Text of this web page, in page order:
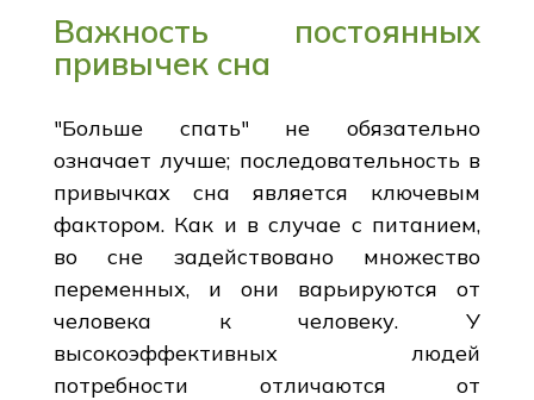
Важность постоянных
привычек сна
"Больше спать" не обязательно
означает лучше; последовательность в
привычках сна является ключевым
фактором. Как и в случае с питанием,
во сне задействовано множество
переменных, и они варьируются от
человека к человеку. У
высокоэффективных людей
потребности отличаются от